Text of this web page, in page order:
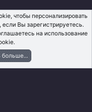
Регистрация
чтобы персонализировать
если Вы зарегистрируетесь.
на использование
больше...